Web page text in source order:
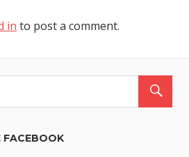
in to post a comment.
FACEBOOK